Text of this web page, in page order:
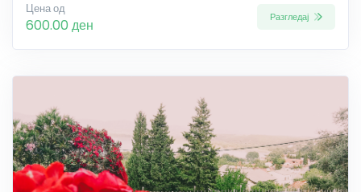
Цена од
600.00 ден Разгледај